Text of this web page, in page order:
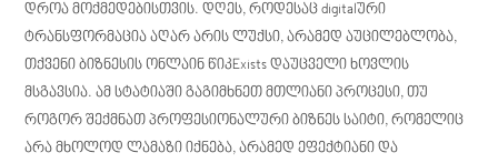
დროა მოქმედებისთვის. დღეს, როდესაც digitalური
ტრანსფორმაცია აღარ არის ლუქსი, არამედ აუცილებლობა,
თქვენი ბიზნესის ონლაინ წიკExists დაუცველი ხოვლის
მსგავსია. ამ სტატიაში გაგიმხნეთ მთლიანი პროცესი, თუ
როგორ შექმნათ პროფესიონალური ბიზნეს საიტი, რომელიც
არა მხოლოდ ლამაზი იქნება, არამედ ეფექტიანი და